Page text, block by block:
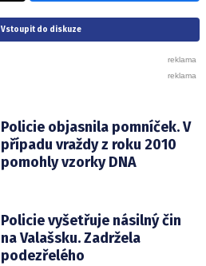
Vstoupit do diskuze
Policie objasnila pomníček. V
případu vraždy z roku 2010
pomohly vzorky DNA
Policie vyšetřuje násilný čin
na Valašsku. Zadržela
podezřelého